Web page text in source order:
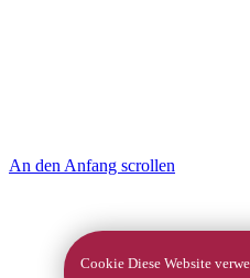
An den Anfang scrollen
Cookie Diese Website